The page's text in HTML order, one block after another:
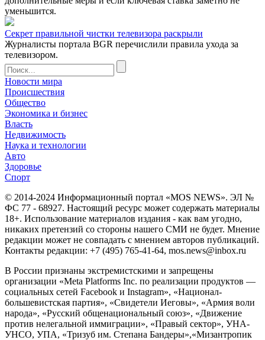
уменьшится.
Секрет правильной чистки телевизора раскрыли
Журналисты портала BGR перечислили правила ухода за
телевизором.
Новости мира
Происшествия
Общество
Экономика и бизнес
Власть
Недвижимость
Наука и технологии
Авто
Здоровье
Спорт
© 2014-2024 Информационный портал «MOS NEWS». ЭЛ №
ФС 77 - 68927. Настоящий ресурс может содержать материалы
18+. Использование материалов издания - как вам угодно,
никаких претензий со стороны нашего СМИ не будет. Мнение
редакции может не совпадать с мнением авторов публикаций.
Контакты редакции: +7 (495) 765-41-64, mos.news@inbox.ru
В России признаны экстремистскими и запрещены
организации «Meta Platforms Inc. по реализации продуктов —
социальных сетей Facebook и Instagram», «Национал-
большевистская партия», «Свидетели Иеговы», «Армия воли
народа», «Русский общенациональный союз», «Движение
против нелегальной иммиграции», «Правый сектор», УНА-
УНСО, УПА, «Тризуб им. Степана Бандеры»,«Мизантропик